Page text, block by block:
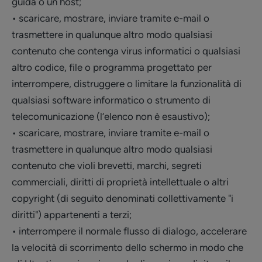
• scaricare, mostrare, inviare tramite e-mail o
trasmettere in qualunque altro modo qualsiasi
contenuto che contenga virus informatici o qualsiasi
altro codice, file o programma progettato per
interrompere, distruggere o limitare la funzionalità di
qualsiasi software informatico o strumento di
telecomunicazione (l’elenco non è esaustivo);
• scaricare, mostrare, inviare tramite e-mail o
trasmettere in qualunque altro modo qualsiasi
contenuto che violi brevetti, marchi, segreti
commerciali, diritti di proprietà intellettuale o altri
copyright (di seguito denominati collettivamente "i
diritti") appartenenti a terzi;
• interrompere il normale flusso di dialogo, accelerare
la velocità di scorrimento dello schermo in modo che